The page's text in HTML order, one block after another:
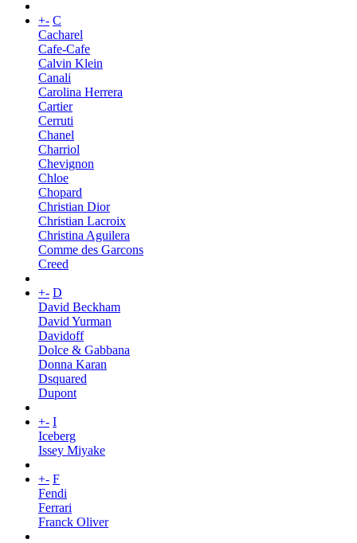
+- C
Cacharel
Cafe-Cafe
Calvin Klein
Canali
Carolina Herrera
Cartier
Cerruti
Chanel
Charriol
Chevignon
Chloe
Chopard
Christian Dior
Christian Lacroix
Christina Aguilera
Comme des Garcons
Creed
+- D
David Beckham
David Yurman
Davidoff
Dolce & Gabbana
Donna Karan
Dsquared
Dupont
+- I
Iceberg
Issey Miyake
+- F
Fendi
Ferrari
Franck Oliver